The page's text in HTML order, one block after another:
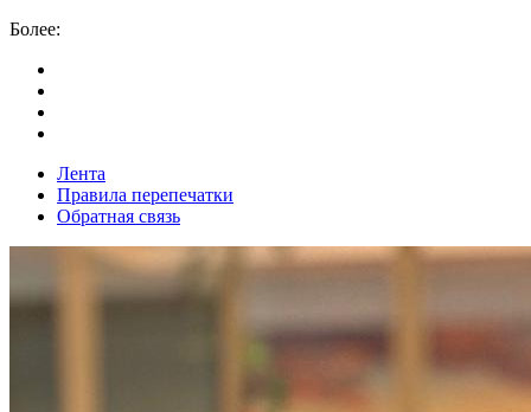
Более:
Лента
Правила перепечатки
Обратная связь